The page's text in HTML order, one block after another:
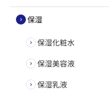
保湿
保湿化粧水
保湿美容液
保湿乳液